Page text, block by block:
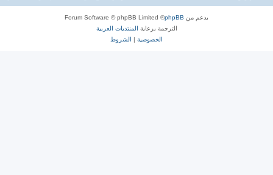
بدعم من phpBB
® Forum Software © phpBB Limited
الترجمة برعاية المنتديات العربية
الخصوصية | الشروط